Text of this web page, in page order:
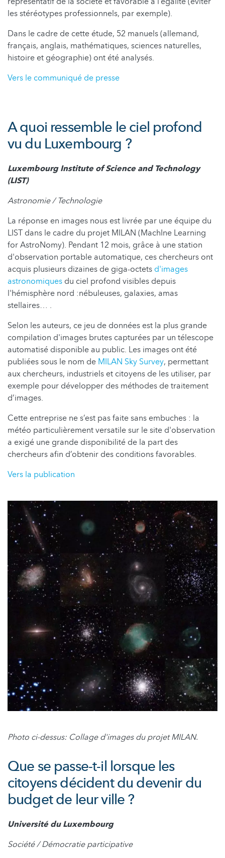
les stéréotypes professionnels, par exemple).
Dans le cadre de cette étude, 52 manuels (allemand,
français, anglais, mathématiques, sciences naturelles,
histoire et géographie) ont été analysés.
Vers le communiqué de presse
A quoi ressemble le ciel profond
vu du Luxembourg ?
Luxembourg Institute of Science and Technology
(LIST)
Astronomie / Technologie
La réponse en images nous est livrée par une équipe du
LIST dans le cadre du projet MILAN (MachIne Learning
for AstroNomy). Pendant 12 mois, grâce à une station
d'observation portable automatique, ces chercheurs ont
acquis plusieurs dizaines de giga-octets d'images
astronomiques du ciel profond visibles depuis
l'hémisphère nord :nébuleuses, galaxies, amas
stellaires… .
Selon les auteurs, ce jeu de données est la plus grande
compilation d'images brutes capturées par un télescope
automatisé disponible au public. Les images ont été
publiées sous le nom de MILAN Sky Survey, permettant
aux chercheurs, industriels et citoyens de les utiliser, par
exemple pour développer des méthodes de traitement
d’images.
Cette entreprise ne s’est pas faite sans embuches : la
météo particulièrement versatile sur le site d'observation
a exigé une grande disponibilité de la part des
chercheurs afin d’obtenir des conditions favorables.
Vers la publication
Photo ci-dessus: Collage d'images du projet MILAN.
Que se passe-t-il lorsque les
citoyens décident du devenir du
budget de leur ville ?
Université du Luxembourg
Société / Démocratie participative